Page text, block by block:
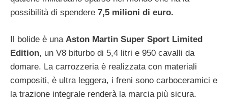
possibilità di spendere 7,5 milioni di euro.
Il bolide è una Aston Martin Super Sport Limited
Edition, un V8 biturbo di 5,4 litri e 950 cavalli da
domare. La carrozzeria è realizzata con materiali
compositi, è ultra leggera, i freni sono carboceramici e
la trazione integrale renderà la marcia più sicura.